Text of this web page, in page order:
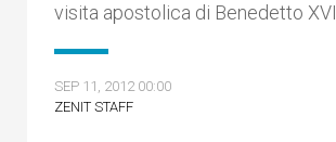
visita apostolica di Benedetto XVI
SEP 11, 2012 00:00
ZENIT STAFF